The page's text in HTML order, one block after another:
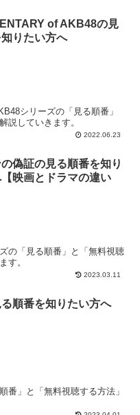
of AKB48の見
りたい方へ
シリーズの「見る順番」
説していきます。
2022.06.23
偽証の見る順番を知り
映画とドラマの違い
の「見る順番」と「無料視聴
す。
2023.03.11
順番を知りたい方へ
番」と「無料視聴する方法」